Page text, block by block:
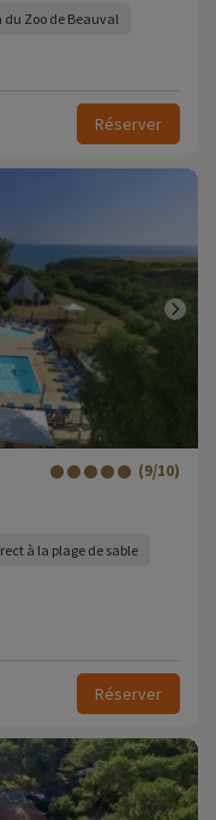
du Zoo de Beauval
Réserver
(9/10)
à la plage de sable
Réserver